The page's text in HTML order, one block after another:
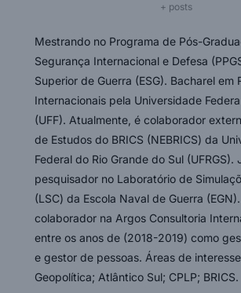
+ posts
Mestrando no Programa de Pós-
Segurança Internacional e Defesa
Superior de Guerra (ESG). Bacharel em
Internacionais pela Universidade
(UFF). Atualmente, é colaborador
de Estudos do BRICS (NEBRICS) da
Federal do Rio Grande do Sul (UFRGS).
pesquisador no Laboratório de
(LSC) da Escola Naval de Guerra
colaborador na Argos Consultoria
entre os anos de (2018-2019) como
e gestor de pessoas. Áreas de
Geopolítica; Atlântico Sul; CPLP; BRICS.